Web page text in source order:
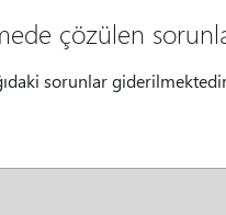
çözülen
sorunlar